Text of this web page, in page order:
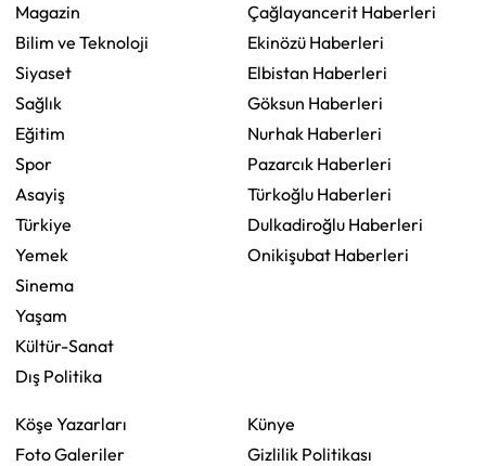
Magazin
Bilim ve Teknoloji
Siyaset
Sağlık
Eğitim
Spor
Asayiş
Türkiye
Yemek
Sinema
Yaşam
Kültür-Sanat
Dış Politika
Çağlayancerit Haberleri
Ekinözü Haberleri
Elbistan Haberleri
Göksun Haberleri
Nurhak Haberleri
Pazarcık Haberleri
Türkoğlu Haberleri
Dulkadiroğlu Haberleri
Onikişubat Haberleri
Köşe Yazarları
Foto Galeriler
Künye
Gizlilik Politikası